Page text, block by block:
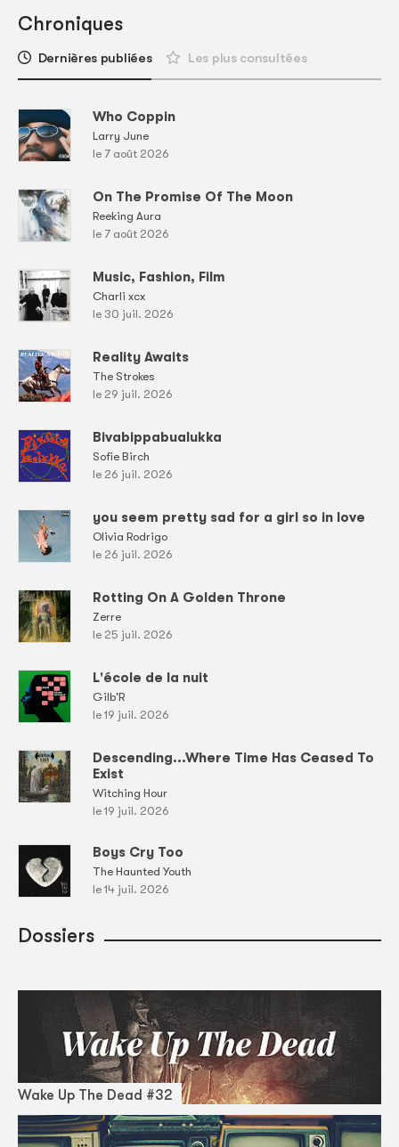
Chroniques
Dernières publiées Les plus consultées
Who Coppin
Larry June
le 7 août 2026
On The Promise Of The Moon
Reeking Aura
le 7 août 2026
Music, Fashion, Film
Charli xcx
le 30 juil. 2026
Reality Awaits
The Strokes
le 29 juil. 2026
Bivabippabualukka
Sofie Birch
le 26 juil. 2026
you seem pretty sad for a girl so in love
Olivia Rodrigo
le 26 juil. 2026
Rotting On A Golden Throne
Zerre
le 25 juil. 2026
L'école de la nuit
Gilb'R
le 19 juil. 2026
Descending...Where Time Has Ceased To
Exist
Witching Hour
le 19 juil. 2026
Boys Cry Too
The Haunted Youth
le 14 juil. 2026
Dossiers
Wake Up The Dead #32